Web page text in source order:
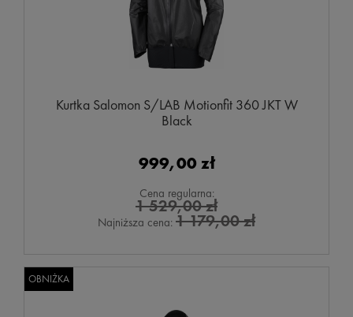
Kurtka Salomon S/LAB Motionfit 360 JKT W
Black
999,00 zł
Cena regularna:
1 529,00 zł
Najniższa cena: 1 179,00 zł
OBNIŻKA